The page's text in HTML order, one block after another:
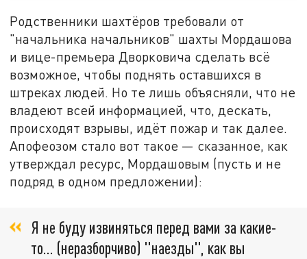
Родственники шахтёров требовали от
"начальника начальников" шахты Мордашова
и вице-премьера Дворковича сделать всё
возможное, чтобы поднять оставшихся в
штреках людей. Но те лишь объясняли, что не
владеют всей информацией, что, дескать,
происходят взрывы, идёт пожар и так далее.
Апофеозом стало вот такое — сказанное, как
утверждал ресурс, Мордашовым (пусть и не
подряд в одном предложении):
Я не буду извиняться перед вами за какие-
то… (неразборчиво) "наезды", как вы